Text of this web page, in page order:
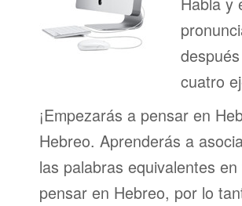
cuatro
¡Empezarás a pensar en
Hebreo. Aprenderás a
las palabras equivalentes
pensar en Hebreo, por lo